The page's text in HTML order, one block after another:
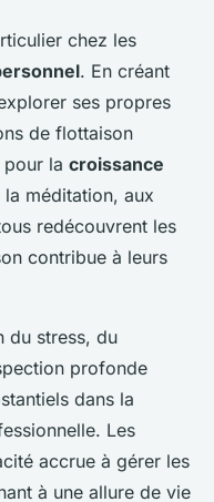
chez les
. En créant
ses propres
de flottaison
pour la croissance
méditation, aux
redécouvrent les
contribue à leurs
du stress, du
profonde
dans la
Les
accrue à gérer les
à une allure de vie